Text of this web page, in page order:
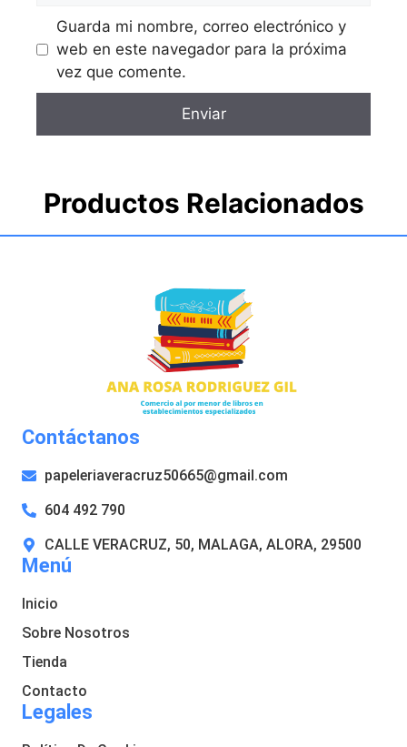
Guarda mi nombre, correo electrónico y
web en este navegador para la próxima
vez que comente.
Productos Relacionados
Menú
Inicio
Sobre Nosotros
Tienda
Contacto
Legales
Contáctanos
papeleriaveracruz50665@gmail.com
604 492 790
CALLE VERACRUZ, 50, MALAGA, ALORA, 29500